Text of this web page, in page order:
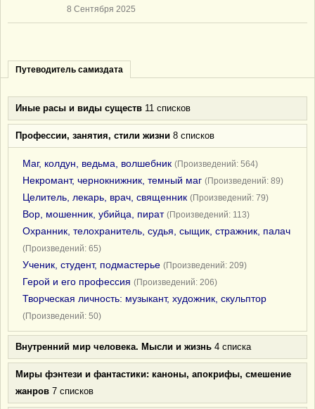
8 Сентября 2025
Путеводитель самиздата
Иные расы и виды существ 11 списков
Профессии, занятия, стили жизни 8 списков
Маг, колдун, ведьма, волшебник (Произведений: 564)
Некромант, чернокнижник, темный маг (Произведений: 89)
Целитель, лекарь, врач, священник (Произведений: 79)
Вор, мошенник, убийца, пират (Произведений: 113)
Охранник, телохранитель, судья, сыщик, стражник, палач
(Произведений: 65)
Ученик, студент, подмастерье (Произведений: 209)
Герой и его профессия (Произведений: 206)
Творческая личность: музыкант, художник, скульптор
(Произведений: 50)
Внутренний мир человека. Мысли и жизнь 4 списка
Миры фэнтези и фантастики: каноны, апокрифы, смешение
жанров 7 списков